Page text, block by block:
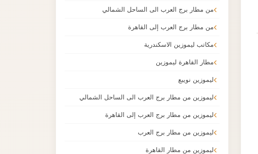
من مطار برج العرب الى الساحل الشمالي
من مطار برج العرب إلى القاهرة
مكاتب ليموزين الاسكندرية
مطار القاهرة ليموزين
ليموزين نويبع
ليموزين من مطار برج العرب الى الساحل الشمالي
ليموزين من مطار برج العرب إلى القاهرة
ليموزين من مطار برج العرب
ليموزين من مطار القاهرة